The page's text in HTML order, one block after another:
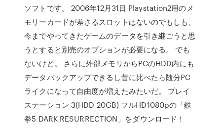
ソフトです。 2006年12月31日 Playstation2用のメ
モリーカードが差さるスロットはないのでもしも、
今までやってきたゲームのデータを引き継ごうと思
うとすると別売のオプションが必要になる。 でも
ないけど。 さらに外部メモリからPCのHDD内にも
データバックアップできるし昔に比べたら随分PC
ライクになって自由度が増えたみたいだ。 プレイ
ステーション 3(HDD 20GB) フルHD1080pの「鉄
拳5 DARK RESURRECTION」をダウンロード！